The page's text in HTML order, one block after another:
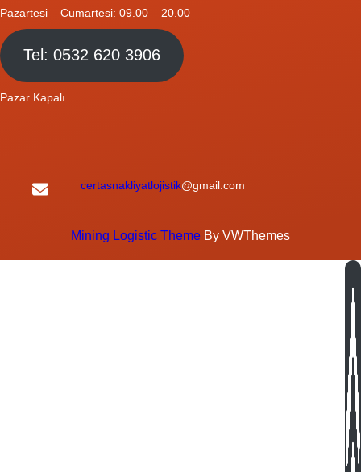
Pazartesi – Cumartesi: 09.00 – 20.00
Tel: 0532 620 3906
Pazar Kapalı
certasnakliyatlojistik@gmail.com
Mining Logistic Theme By VWThemes